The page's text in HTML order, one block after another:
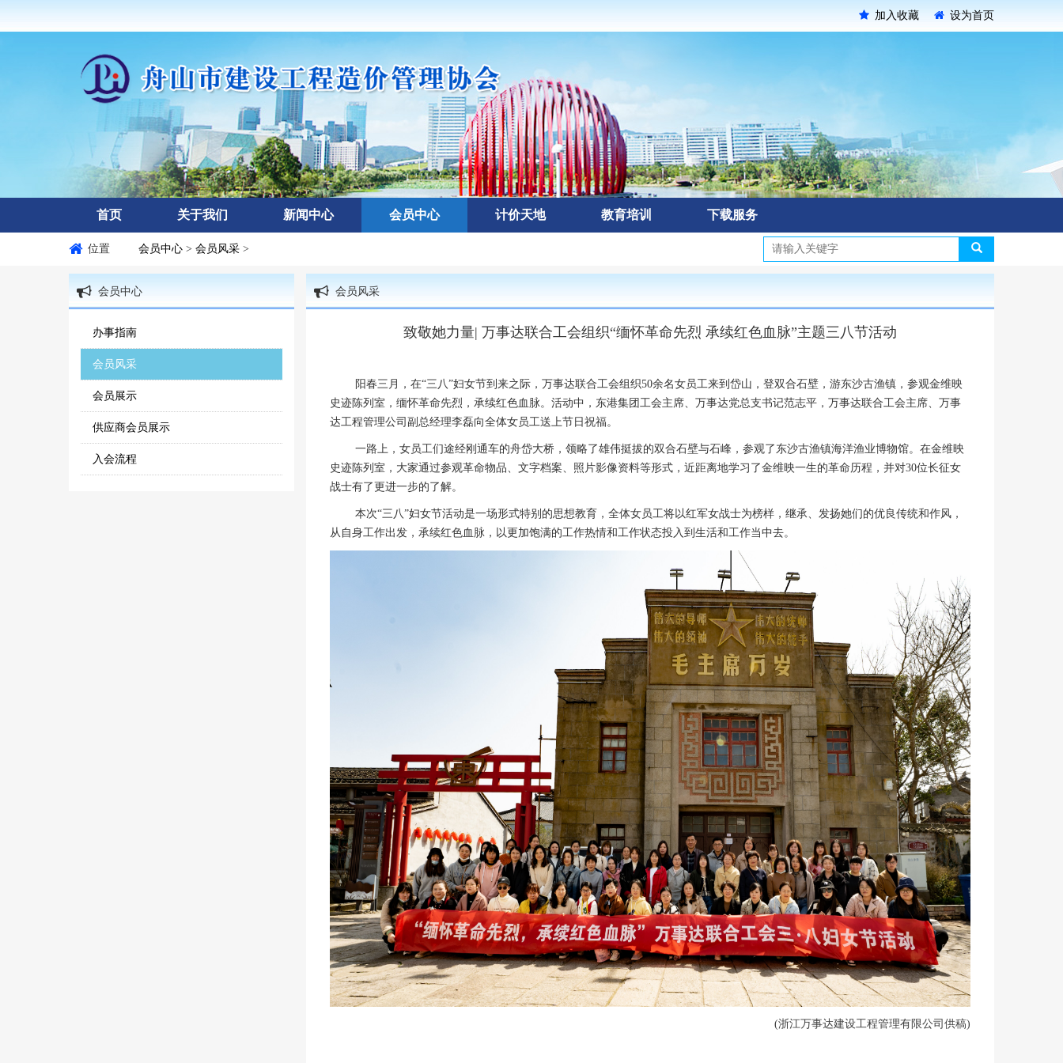
加入收藏 设为首页
首页 关于我们 新闻中心 会员中心 计价天地 教育培训 下载服务
位置 会员中心 > 会员风采 >
会员中心
办事指南
会员风采
会员展示
供应商会员展示
入会流程
会员风采
致敬她力量| 万事达联合工会组织“缅怀革命先烈 承续红色血脉”主题三八节活动
阳春三月，在“三八”妇女节到来之际，万事达联合工会组织50余名女员工来到岱山，登双合石壁，游东沙古渔镇，参观金维映
史迹陈列室，缅怀革命先烈，承续红色血脉。活动中，东港集团工会主席、万事达党总支书记范志平，万事达联合工会主席、万事
达工程管理公司副总经理李磊向全体女员工送上节日祝福。
一路上，女员工们途经刚通车的舟岱大桥，领略了雄伟挺拔的双合石壁与石峰，参观了东沙古渔镇海洋渔业博物馆。在金维映
史迹陈列室，大家通过参观革命物品、文字档案、照片影像资料等形式，近距离地学习了金维映一生的革命历程，并对30位长征女
战士有了更进一步的了解。
本次“三八”妇女节活动是一场形式特别的思想教育，全体女员工将以红军女战士为榜样，继承、发扬她们的优良传统和作风，
从自身工作出发，承续红色血脉，以更加饱满的工作热情和工作状态投入到生活和工作当中去。
(浙江万事达建设工程管理有限公司供稿)